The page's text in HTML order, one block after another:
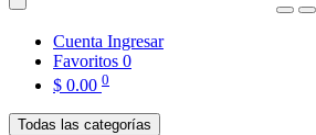
Cuenta Ingresar
Favoritos 0
$ 0.00 0
Todas las categorías